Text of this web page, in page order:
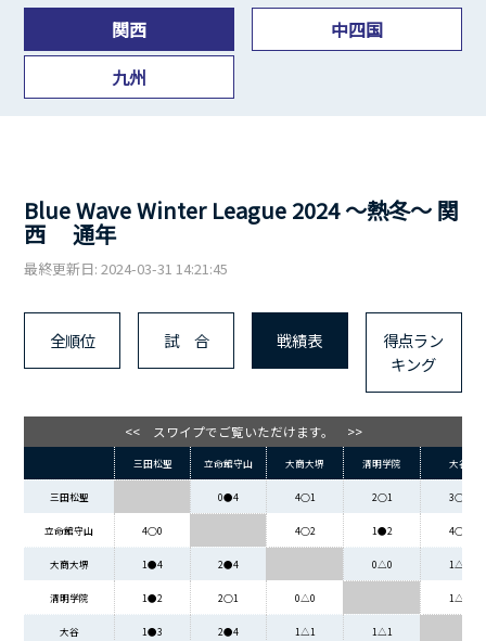
関西
中四国
九州
Blue Wave Winter League 2024 ～熱冬～ 関
西 通年
最終更新日: 2024-03-31 14:21:45
全順位 試 合 戦績表
得点ラン
キング
<< スワイプでご覧いただけます。 >>
三田松聖 立命館守山 大商大堺 清明学院 大谷
三田松聖 0●4 4○1 2○1 3○1
立命館守山 4○0 4○2 1●2 4○2
大商大堺 1●4 2●4 0△0 1△1
清明学院 1●2 2○1 0△0 1△1
大谷 1●3 2●4 1△1 1△1